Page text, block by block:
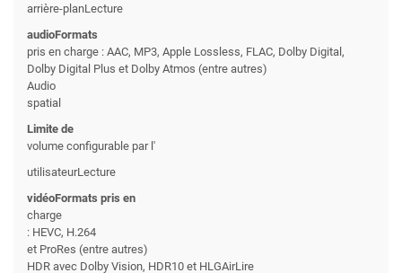
arrière-planLecture
audioFormats
pris en charge : AAC, MP3, Apple Lossless, FLAC, Dolby Digital,
Dolby Digital Plus et Dolby Atmos (entre autres)
Audio
spatial
Limite de
volume configurable par l'
utilisateurLecture
vidéoFormats pris en
charge
: HEVC, H.264
et ProRes (entre autres)
HDR avec Dolby Vision, HDR10 et HLGAirLire